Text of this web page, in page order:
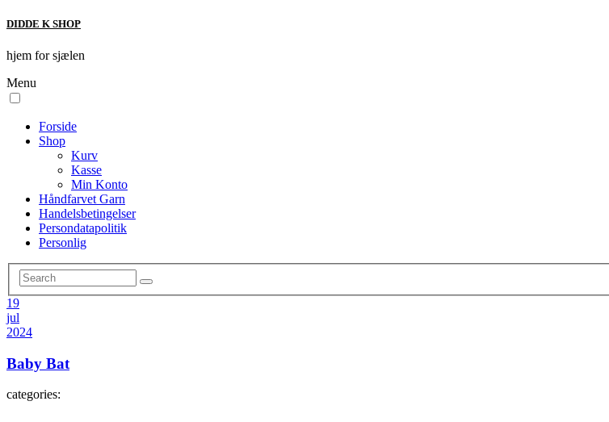
DIDDE K SHOP
hjem for sjælen
Menu
Forside
Shop
Kurv
Kasse
Min Konto
Håndfarvet Garn
Handelsbetingelser
Persondatapolitik
Personlig
19
jul
2024
Baby Bat
categories: